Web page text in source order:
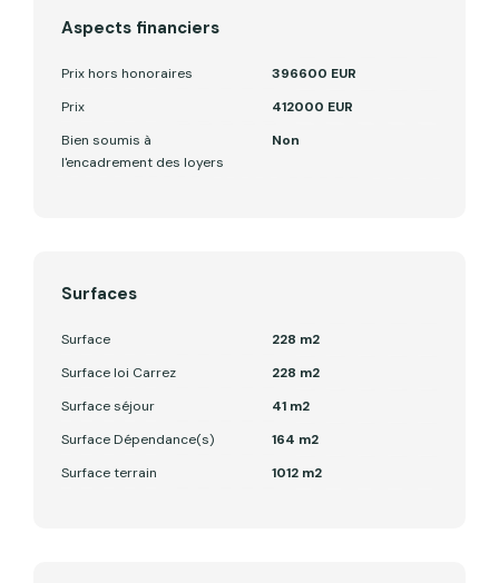
Aspects financiers
Prix hors honoraires
396600 EUR
Prix
412000 EUR
Bien soumis à
l'encadrement des loyers
Non
Surfaces
Surface
228 m2
Surface loi Carrez
228 m2
Surface séjour
41 m2
Surface Dépendance(s)
164 m2
Surface terrain
1012 m2